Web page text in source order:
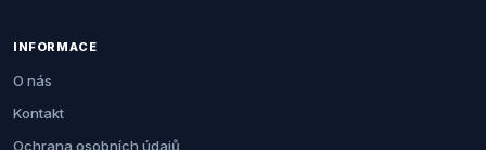
INFORMACE
O nás
Kontakt
Ochrana osobních údajů